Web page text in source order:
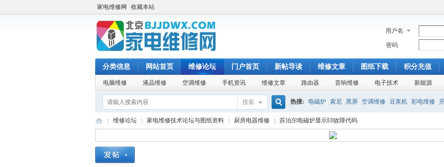
家电维修网 收藏本站
用户名
密码
分类信息 网站首页 维修论坛 门户首页 新帖导读 维修文章 图纸下载 积分充值
电脑维修 液晶维修 空调维修 手机资讯 维修文章 路由器 音响维修 电子技术 新能源
搜索
搜
热搜: 电磁炉 索尼 黑屏 空调维修 豆浆机 彩电维修
杂牌电视 康佳SA TA8759
家 »
维修论坛 家电维修技术论坛与图纸资料 厨房电器维修 苏泊尔电磁炉显示E0故障代码